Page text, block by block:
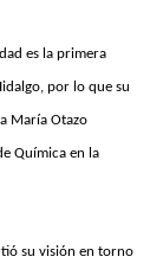
es la primera
por lo que su
María Otazo
Química en la
su visión en torno